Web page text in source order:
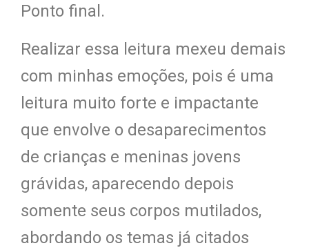
Ponto final.
Realizar essa leitura mexeu demais
com minhas emoções, pois é uma
leitura muito forte e impactante
que envolve o desaparecimentos
de crianças e meninas jovens
grávidas, aparecendo depois
somente seus corpos mutilados,
abordando os temas já citados